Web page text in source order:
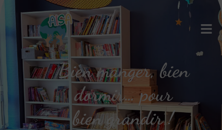
Bien manger, bien
dormir… pour
bien grandir !